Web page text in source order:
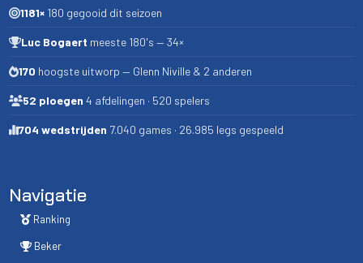
1181×180 gegooid dit seizoen
Luc Bogaert meeste 180's — 34×
170 hoogste uitworp — Glenn Niville & 2 anderen
52 ploegen 4 afdelingen · 520 spelers
704 wedstrijden 7.040 games · 26.985 legs gespeeld
Navigatie
Ranking
Beker